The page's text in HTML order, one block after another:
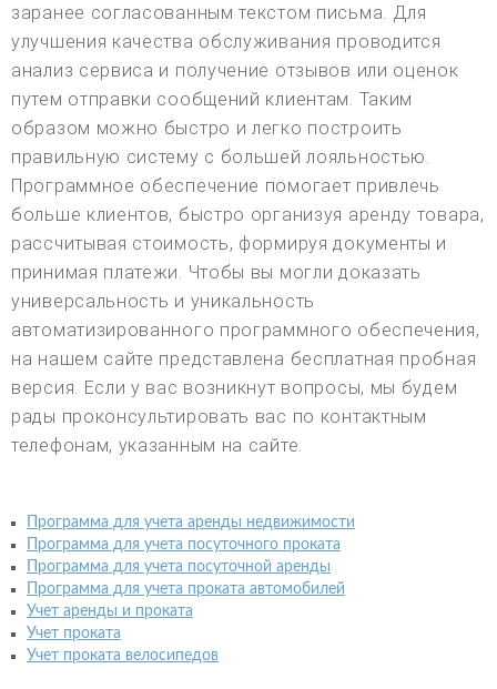
заранее согласованным текстом письма. Для
улучшения качества обслуживания проводится
анализ сервиса и получение отзывов или оценок
путем отправки сообщений клиентам. Таким
образом можно быстро и легко построить
правильную систему с большей лояльностью.
Программное обеспечение помогает привлечь
больше клиентов, быстро организуя аренду товара,
рассчитывая стоимость, формируя документы и
принимая платежи. Чтобы вы могли доказать
универсальность и уникальность
автоматизированного программного обеспечения,
на нашем сайте представлена бесплатная пробная
версия. Если у вас возникнут вопросы, мы будем
рады проконсультировать вас по контактным
телефонам, указанным на сайте.
Программа для учета аренды недвижимости
Программа для учета посуточного проката
Программа для учета посуточной аренды
Программа для учета проката автомобилей
Учет аренды и проката
Учет проката
Учет проката велосипедов